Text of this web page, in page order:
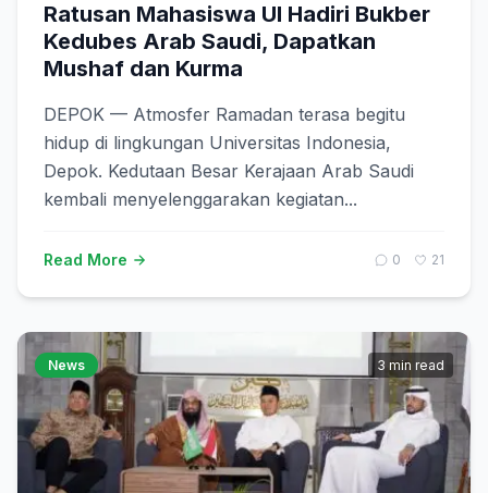
Ratusan Mahasiswa UI Hadiri Bukber
Kedubes Arab Saudi, Dapatkan
Mushaf dan Kurma
DEPOK — Atmosfer Ramadan terasa begitu
hidup di lingkungan Universitas Indonesia,
Depok. Kedutaan Besar Kerajaan Arab Saudi
kembali menyelenggarakan kegiatan...
Read More 0 21
News 3 min read